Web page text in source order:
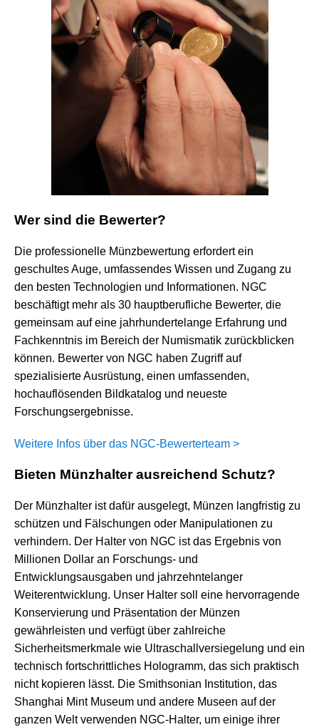
Wer sind die Bewerter?
Die professionelle Münzbewertung erfordert ein
geschultes Auge, umfassendes Wissen und Zugang zu
den besten Technologien und Informationen. NGC
beschäftigt mehr als 30 hauptberufliche Bewerter, die
gemeinsam auf eine jahrhundertelange Erfahrung und
Fachkenntnis im Bereich der Numismatik zurückblicken
können. Bewerter von NGC haben Zugriff auf
spezialisierte Ausrüstung, einen umfassenden,
hochauflösenden Bildkatalog und neueste
Forschungsergebnisse.
Weitere Infos über das NGC-Bewerterteam >
Bieten Münzhalter ausreichend Schutz?
Der Münzhalter ist dafür ausgelegt, Münzen langfristig zu
schützen und Fälschungen oder Manipulationen zu
verhindern. Der Halter von NGC ist das Ergebnis von
Millionen Dollar an Forschungs- und
Entwicklungsausgaben und jahrzehntelanger
Weiterentwicklung. Unser Halter soll eine hervorragende
Konservierung und Präsentation der Münzen
gewährleisten und verfügt über zahlreiche
Sicherheitsmerkmale wie Ultraschallversiegelung und ein
technisch fortschrittliches Hologramm, das sich praktisch
nicht kopieren lässt. Die Smithsonian Institution, das
Shanghai Mint Museum und andere Museen auf der
ganzen Welt verwenden NGC-Halter, um einige ihrer